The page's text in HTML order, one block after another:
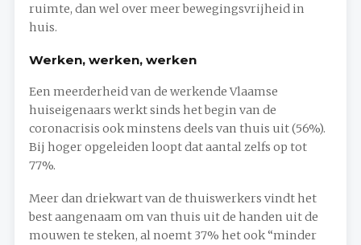
ruimte, dan wel over meer bewegingsvrijheid in
huis.
Werken, werken, werken
Een meerderheid van de werkende Vlaamse
huiseigenaars werkt sinds het begin van de
coronacrisis ook minstens deels van thuis uit (56%).
Bij hoger opgeleiden loopt dat aantal zelfs op tot
77%.
Meer dan driekwart van de thuiswerkers vindt het
best aangenaam om van thuis uit de handen uit de
mouwen te steken, al noemt 37% het ook “minder